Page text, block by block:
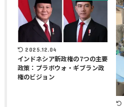
2025.12.04
インドネシア新政権の7つの主要
政策：プラボウォ・ギブラン政
権のビジョン